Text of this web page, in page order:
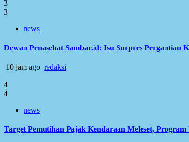
3
3
news
Dewan Penasehat Sambar.id: Isu Surpres Pergantian
10 jam ago redaksi
4
4
news
Target Pemutihan Pajak Kendaraan Meleset,